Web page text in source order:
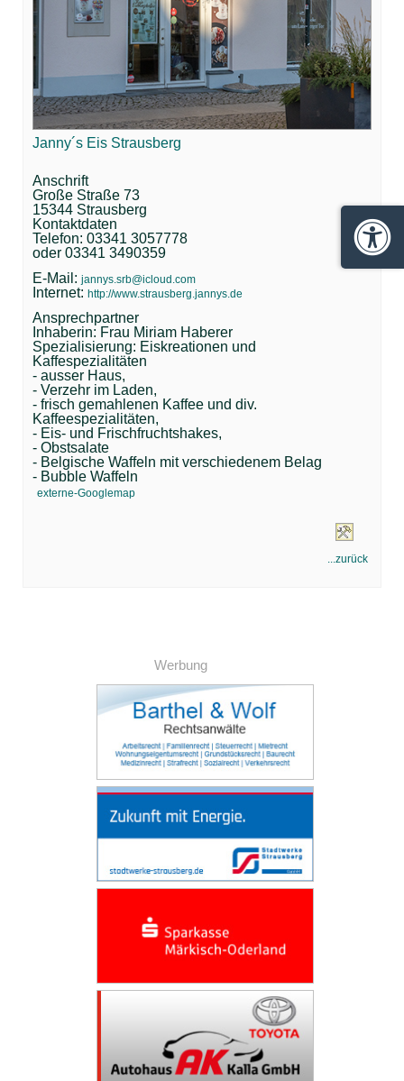
Janny´s Eis Strausberg
Anschrift
Große Straße 73
15344 Strausberg
Kontaktdaten
Telefon: 03341 3057778
oder 03341 3490359
E-Mail: jannys.srb@icloud.com
Internet: http://www.strausberg.jannys.de
Ansprechpartner
Inhaberin: Frau Miriam Haberer
Spezialisierung: Eiskreationen und
Kaffespezialitäten
- ausser Haus,
- Verzehr im Laden,
- frisch gemahlenen Kaffee und div.
Kaffeespezialitäten,
- Eis- und Frischfruchtshakes,
- Obstsalate
- Belgische Waffeln mit verschiedenem Belag
- Bubble Waffeln
externe-Googlemap
...zurück
Werbung